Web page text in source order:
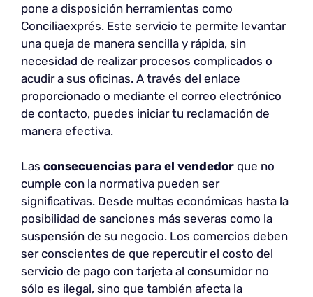
pone a disposición herramientas como
Conciliaexprés. Este servicio te permite levantar
una queja de manera sencilla y rápida, sin
necesidad de realizar procesos complicados o
acudir a sus oficinas. A través del enlace
proporcionado o mediante el correo electrónico
de contacto, puedes iniciar tu reclamación de
manera efectiva.
Las consecuencias para el vendedor que no
cumple con la normativa pueden ser
significativas. Desde multas económicas hasta la
posibilidad de sanciones más severas como la
suspensión de su negocio. Los comercios deben
ser conscientes de que repercutir el costo del
servicio de pago con tarjeta al consumidor no
sólo es ilegal, sino que también afecta la